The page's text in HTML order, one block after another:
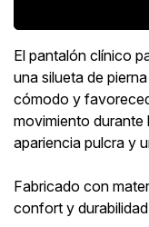
El pantalón clínico
una silueta de
cómodo y
movimiento durante
apariencia pulcra y
Fabricado con
confort y